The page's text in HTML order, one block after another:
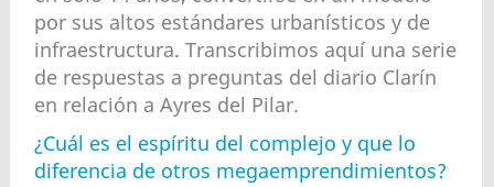
por sus altos estándares urbanísticos y de
infraestructura. Transcribimos aquí una serie
de respuestas a preguntas del diario Clarín
en relación a Ayres del Pilar.
¿Cuál es el espíritu del complejo y que lo
diferencia de otros megaemprendimientos?